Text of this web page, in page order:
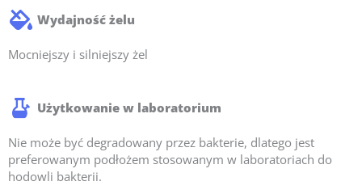
Wydajność żelu
Mocniejszy i silniejszy żel
Użytkowanie w laboratorium
Nie może być degradowany przez bakterie, dlatego jest
preferowanym podłożem stosowanym w laboratoriach do
hodowli bakterii.